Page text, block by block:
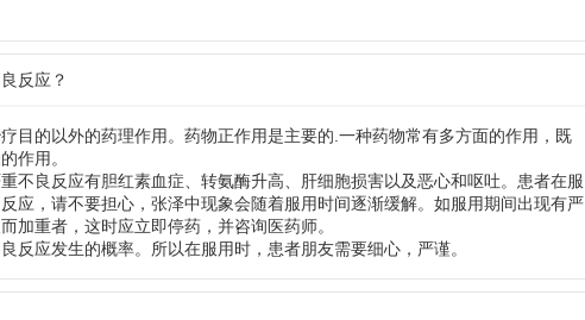
反应？
目的以外的药理作用。药物正作用是主要的.一种药物常有多方面的作用，既
作用。
不良反应有胆红素血症、转氨酶升高、肝细胞损害以及恶心和呕吐。患者在服
应，请不要担心，张泽中现象会随着服用时间逐渐缓解。如服用期间出现有严
加重者，这时应立即停药，并咨询医药师。
反应发生的概率。所以在服用时，患者朋友需要细心，严谨。